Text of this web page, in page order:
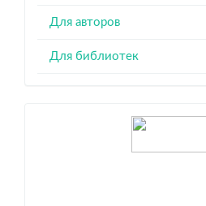
Для авторов
Для библиотек